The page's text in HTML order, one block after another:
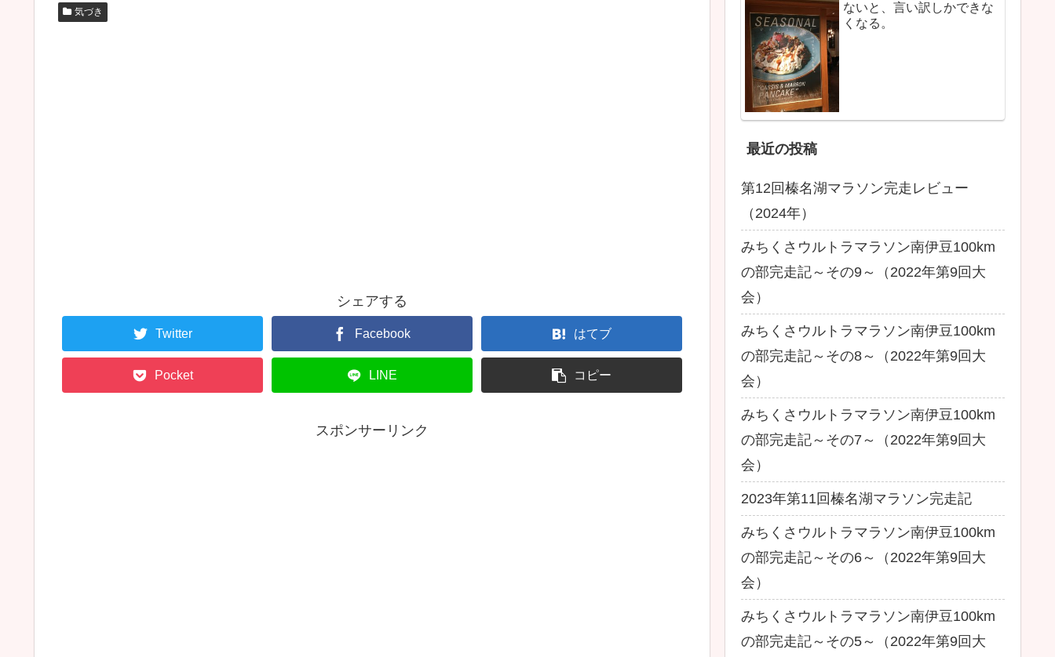
気づき
シェアする
Twitter Facebook はてブ
Pocket LINE コピー
スポンサーリンク
ないと、言い訳しかできな
くなる。
最近の投稿
第12回榛名湖マラソン完走レビュー
（2024年）
みちくさウルトラマラソン南伊豆100km
の部完走記～その9～（2022年第9回大
会）
みちくさウルトラマラソン南伊豆100km
の部完走記～その8～（2022年第9回大
会）
みちくさウルトラマラソン南伊豆100km
の部完走記～その7～（2022年第9回大
会）
2023年第11回榛名湖マラソン完走記
みちくさウルトラマラソン南伊豆100km
の部完走記～その6～（2022年第9回大
会）
みちくさウルトラマラソン南伊豆100km
の部完走記～その5～（2022年第9回大